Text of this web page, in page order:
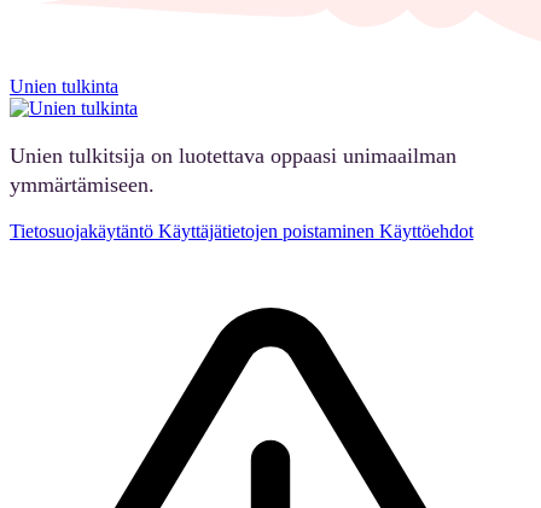
Unien tulkinta
Unien tulkitsija on luotettava oppaasi unimaailman
ymmärtämiseen.
Tietosuojakäytäntö Käyttäjätietojen poistaminen Käyttöehdot